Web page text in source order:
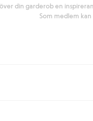
din garderob en
Som medlem